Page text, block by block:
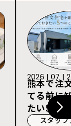
熊本で注
てる前に
たい5つ
スタッ
2026 | 07 |